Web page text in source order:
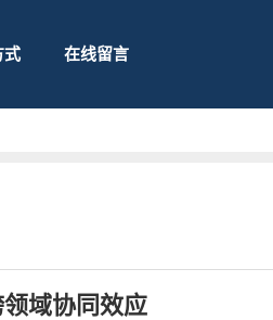
式 在线留言
域协同效应